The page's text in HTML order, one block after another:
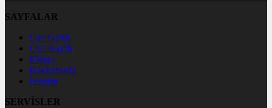
SAYFALAR
Üye Girişi
Üye Kaydı
Künye
Hakkımızda
İletişim
SERVİSLER